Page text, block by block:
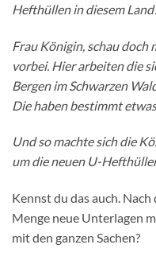
Hefthüllen in diesem
Frau Königin, schau doch
vorbei. Hier arbeiten die
Bergen im Schwarzen
Die haben bestimmt
Und so machte sich die
um die neuen U-
Kennst du das auch.
Menge neue Unterlagen
mit den ganzen Sachen?